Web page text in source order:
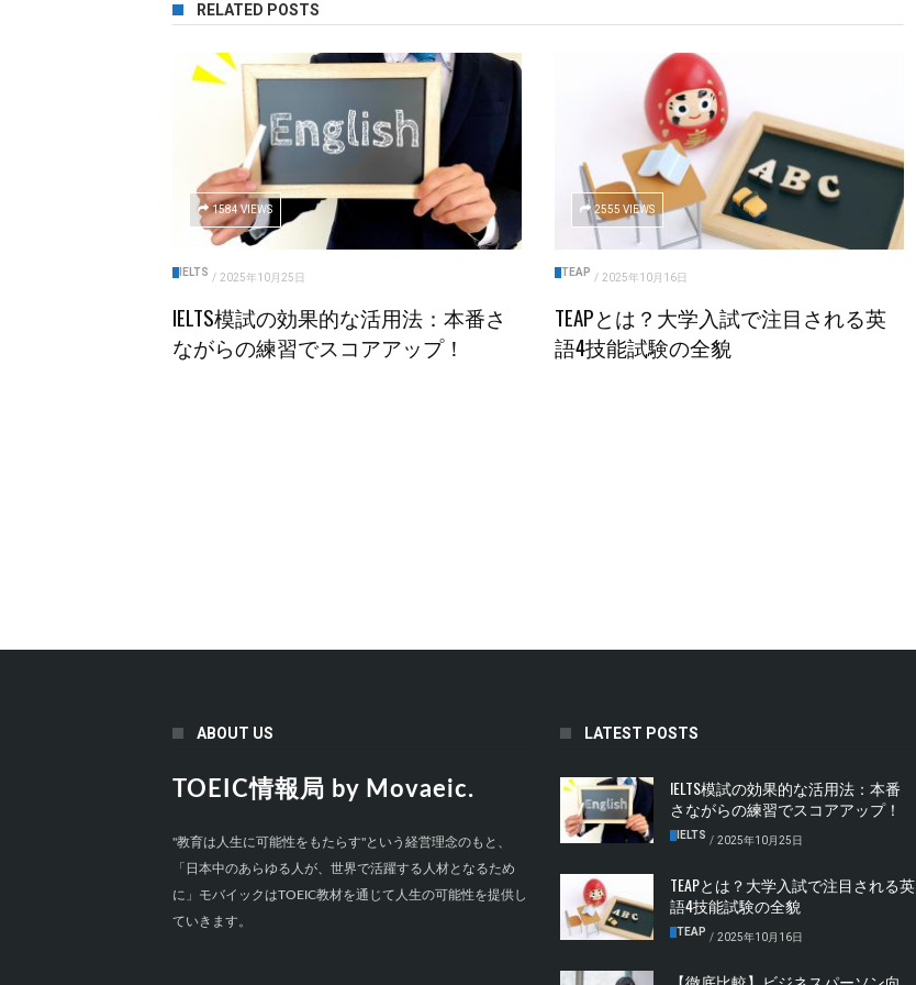
RELATED POSTS
1584 VIEWS
IELTS / 2025年10月25日
IELTS模試の効果的な活用法：本番さ
ながらの練習でスコアアップ！
2555 VIEWS
TEAP / 2025年10月16日
TEAPとは？大学入試で注目される英
語4技能試験の全貌
ABOUT US
TOEIC情報局 by Movaeic.
"教育は人生に可能性をもたらす"という経営理念のもと、
「日本中のあらゆる人が、世界で活躍する人材となるため
に」モバイックはTOEIC教材を通じて人生の可能性を提供し
ていきます。
LATEST POSTS
IELTS模試の効果的な活用法：本番
さながらの練習でスコアアップ！
IELTS / 2025年10月25日
TEAPとは？大学入試で注目される英
語4技能試験の全貌
TEAP / 2025年10月16日